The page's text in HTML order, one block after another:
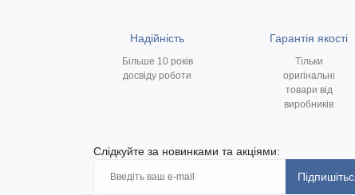
Надійність
Більше 10 років
досвіду роботи
Гарантія якості
Тільки
оригінальні
товари від
виробників
Слідкуйте за новинками та акціями: